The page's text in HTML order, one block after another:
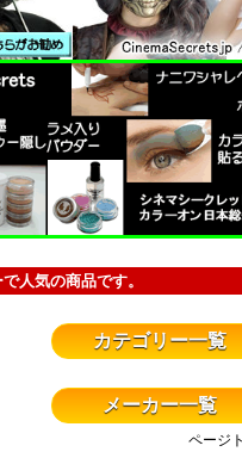
人気の商品です。
カテゴリー一覧
メーカー一覧
ページ